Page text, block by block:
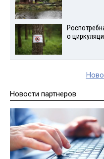
о
Новости партнеров